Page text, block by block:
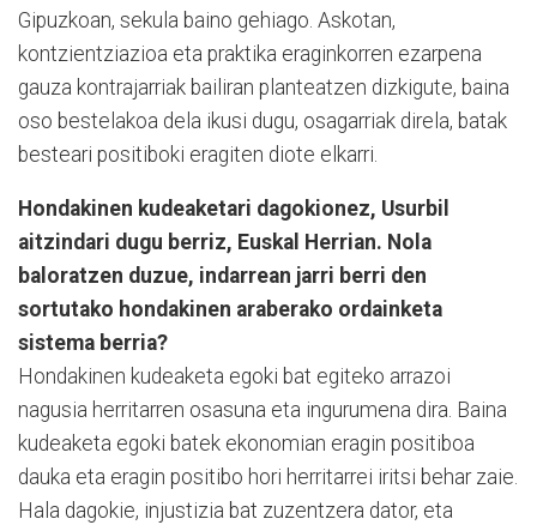
Gipuzkoan, sekula baino gehiago. Askotan,
kontzientziazioa eta praktika eraginkorren ezarpena
gauza kontrajarriak bailiran planteatzen dizkigute, baina
oso bestelakoa dela ikusi dugu, osagarriak direla, batak
besteari positiboki eragiten diote elkarri.
Hondakinen kudeaketari dagokionez, Usurbil
aitzindari dugu berriz, Euskal Herrian. Nola
baloratzen duzue, indarrean jarri berri den
sortutako hondakinen araberako ordainketa
sistema berria?
Hondakinen kudeaketa egoki bat egiteko arrazoi
nagusia herritarren osasuna eta ingurumena dira. Baina
kudeaketa egoki batek ekonomian eragin positiboa
dauka eta eragin positibo hori herritarrei iritsi behar zaie.
Hala dagokie, injustizia bat zuzentzera dator, eta